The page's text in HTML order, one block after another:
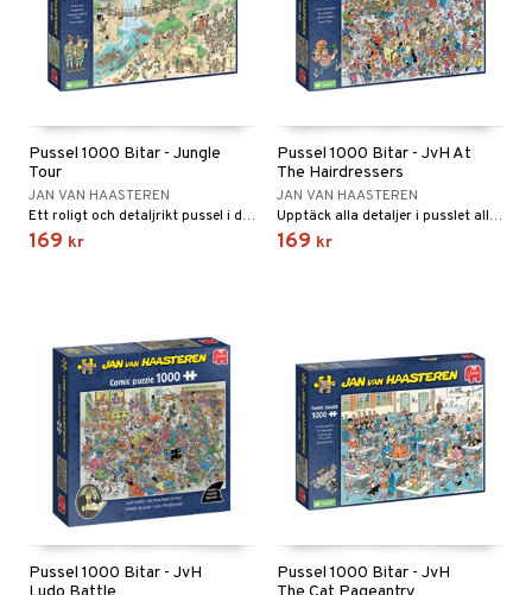
Pussel 1000 Bitar - Jungle
Tour
JAN VAN HAASTEREN
Ett roligt och detaljrikt pussel i djungelmiljö.
169 kr
Pussel 1000 Bitar - JvH At
The Hairdressers
JAN VAN HAASTEREN
Upptäck alla detaljer i pusslet allteftersom det växer fram!
169 kr
Pussel 1000 Bitar - JvH
Pussel 1000 Bitar - JvH
Mu
Pony
Patrol
Mario
Speed Champions
Spidey
Super Heroes